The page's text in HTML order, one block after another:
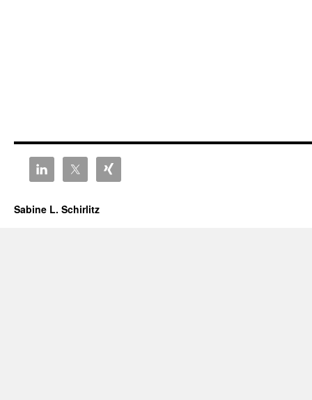
Sabine L. Schirlitz